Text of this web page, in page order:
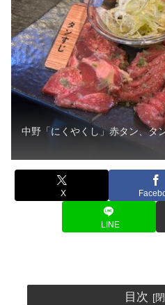
中野「にくやくし」赤タン、タ
X
LINE
目次